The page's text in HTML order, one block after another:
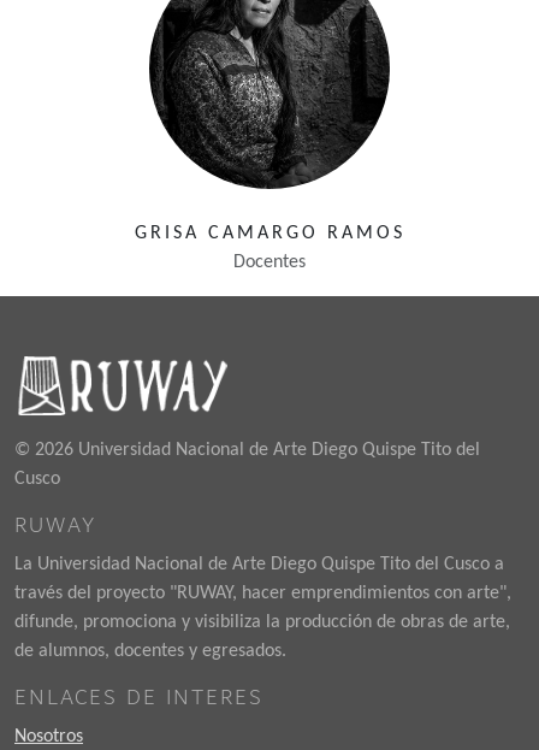
GRISA CAMARGO RAMOS
Docentes
© 2026 Universidad Nacional de Arte Diego Quispe Tito del
Cusco
RUWAY
La Universidad Nacional de Arte Diego Quispe Tito del Cusco a
través del proyecto "RUWAY, hacer emprendimientos con arte",
difunde, promociona y visibiliza la producción de obras de arte,
de alumnos, docentes y egresados.
ENLACES DE INTERES
Nosotros